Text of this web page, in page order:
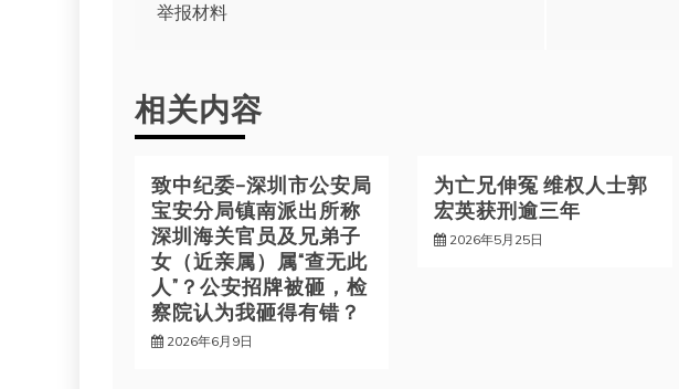
章
导
航
举报材料
相关内容
致中纪委—深圳市公安局
宝安分局镇南派出所称
深圳海关官员及兄弟子
女（近亲属）属“查无此
人”？公安招牌被砸，检
察院认为我砸得有错？
2026年6月9日
为亡兄伸冤 维权人士郭
宏英获刑逾三年
2026年5月25日